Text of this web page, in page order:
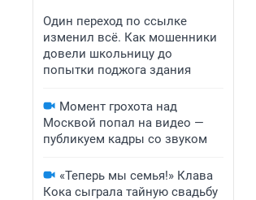
Один переход по ссылке
изменил всё. Как мошенники
довели школьницу до
попытки поджога здания
Момент грохота над
Москвой попал на видео —
публикуем кадры со звуком
«Теперь мы семья!» Клава
Кока сыграла тайную свадьбу